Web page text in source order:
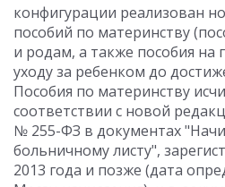
конфигурации реализован
пособий по материнству
и родам, а также пособия на
уходу за ребенком до
Пособия по материнству
соответствии с новой
№ 255-ФЗ в документах
больничному листу",
2013 года и позже (дата